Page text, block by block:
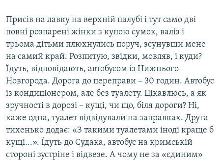
Присів на лавку на верхній палубі і тут само дві
повні розпарені жінки з купою сумок, валіз і
трьома дітьми плюхнулись поруч, зсунувши мене
на самий край. Розпитую, звідки, мовляв, і куди?
Їдуть, відповідають, автобусом із Нижнього
Новгорода. Дорога до переправи – 30 годин. Автобус
із кондиціонером, але без туалету. Цікавлюсь, а як
зручності в дорозі – кущі, чи що, біля дороги? Ні,
каже одна, туалет відвідували на заправках. Друга
тихенько додає: «З такими туалетами іноді краще б
кущі...». Їдуть до Судака, автобус на кримській
стороні зустріне і відвезе. А чому не за «єдиним»